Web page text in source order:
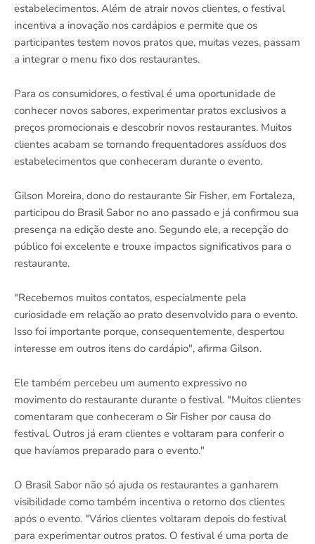
estabelecimentos. Além de atrair novos clientes, o festival
incentiva a inovação nos cardápios e permite que os
participantes testem novos pratos que, muitas vezes, passam
a integrar o menu fixo dos restaurantes.
Para os consumidores, o festival é uma oportunidade de
conhecer novos sabores, experimentar pratos exclusivos a
preços promocionais e descobrir novos restaurantes. Muitos
clientes acabam se tornando frequentadores assíduos dos
estabelecimentos que conheceram durante o evento.
Gilson Moreira, dono do restaurante Sir Fisher, em Fortaleza,
participou do Brasil Sabor no ano passado e já confirmou sua
presença na edição deste ano. Segundo ele, a recepção do
público foi excelente e trouxe impactos significativos para o
restaurante.
"Recebemos muitos contatos, especialmente pela
curiosidade em relação ao prato desenvolvido para o evento.
Isso foi importante porque, consequentemente, despertou
interesse em outros itens do cardápio", afirma Gilson.
Ele também percebeu um aumento expressivo no
movimento do restaurante durante o festival. "Muitos clientes
comentaram que conheceram o Sir Fisher por causa do
festival. Outros já eram clientes e voltaram para conferir o
que havíamos preparado para o evento."
O Brasil Sabor não só ajuda os restaurantes a ganharem
visibilidade como também incentiva o retorno dos clientes
após o evento. "Vários clientes voltaram depois do festival
para experimentar outros pratos. O festival é uma porta de